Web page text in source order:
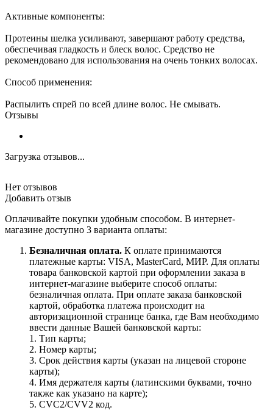
Активные компоненты:
Протеины шелка усиливают, завершают работу средства,
обеспечивая гладкость и блеск волос. Средство не
рекомендовано для использования на очень тонких волосах.
Способ применения:
Распылить спрей по всей длине волос. Не смывать.
Отзывы
Загрузка отзывов...
Нет отзывов
Добавить отзыв
Оплачивайте покупки удобным способом. В интернет-
магазине доступно 3 варианта оплаты:
Безналичная оплата. К оплате принимаются
платежные карты: VISA, MasterCard, МИР. Для оплаты
товара банковской картой при оформлении заказа в
интернет-магазине выберите способ оплаты:
безналичная оплата. При оплате заказа банковской
картой, обработка платежа происходит на
авторизационной странице банка, где Вам необходимо
ввести данные Вашей банковской карты:
1. Тип карты;
2. Номер карты;
3. Срок действия карты (указан на лицевой стороне
карты);
4. Имя держателя карты (латинскими буквами, точно
также как указано на карте);
5. CVC2/CVV2 код.